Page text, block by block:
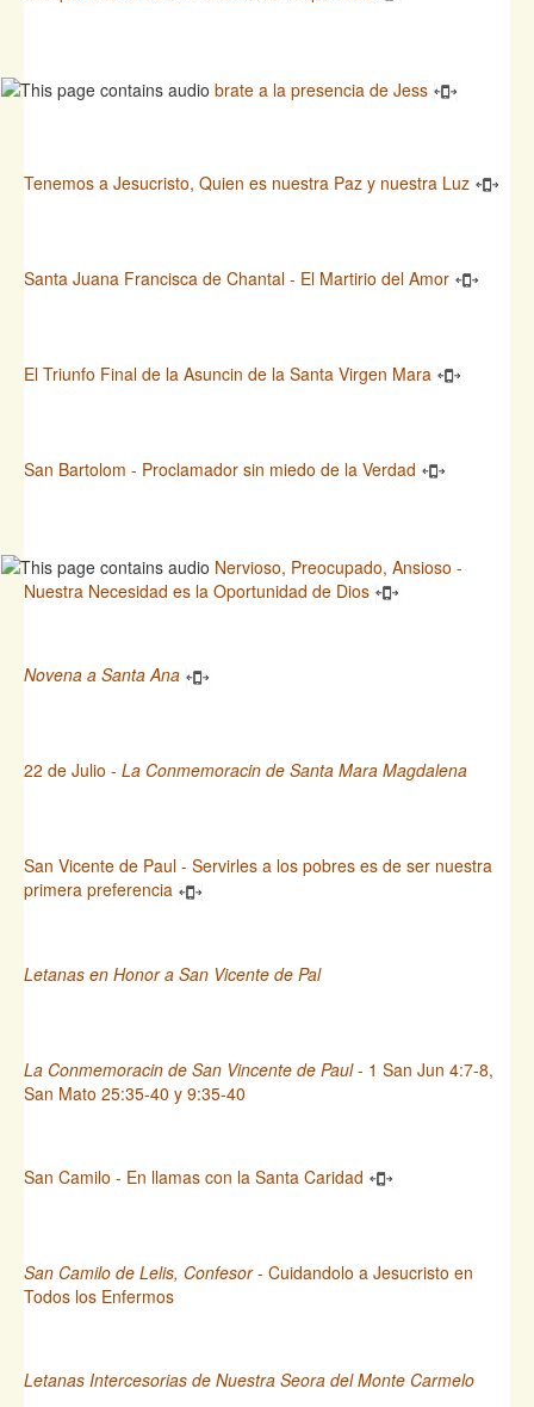
brate a la presencia de Jess
Tenemos a Jesucristo, Quien es nuestra Paz y nuestra Luz
Santa Juana Francisca de Chantal - El Martirio del Amor
El Triunfo Final de la Asuncin de la Santa Virgen Mara
San Bartolom - Proclamador sin miedo de la Verdad
Nervioso, Preocupado, Ansioso -
Nuestra Necesidad es la Oportunidad de Dios
Novena a Santa Ana
22 de Julio - La Conmemoracin de Santa Mara Magdalena
San Vicente de Paul - Servirles a los pobres es de ser nuestra
primera preferencia
Letanas en Honor a San Vicente de Pal
La Conmemoracin de San Vincente de Paul- 1 San Jun 4:7-8,
San Mato 25:35-40 y 9:35-40
San Camilo - En llamas con la Santa Caridad
San Camilo de Lelis, Confesor- Cuidandolo a Jesucristo en
Todos los Enfermos
Letanas Intercesorias de Nuestra Seora del Monte Carmelo